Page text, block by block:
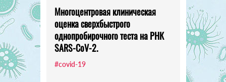
Многоцентровая клиническая
оценка сверхбыстрого
однопробирочного теста на РНК
SARS-CoV-2.
#covid-19